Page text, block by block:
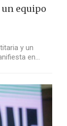
un equipo
y un
en…